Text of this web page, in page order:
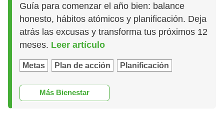
Guía para comenzar el año bien: balance
honesto, hábitos atómicos y planificación. Deja
atrás las excusas y transforma tus próximos 12
meses. Leer artículo
Metas Plan de acción Planificación
Más Bienestar